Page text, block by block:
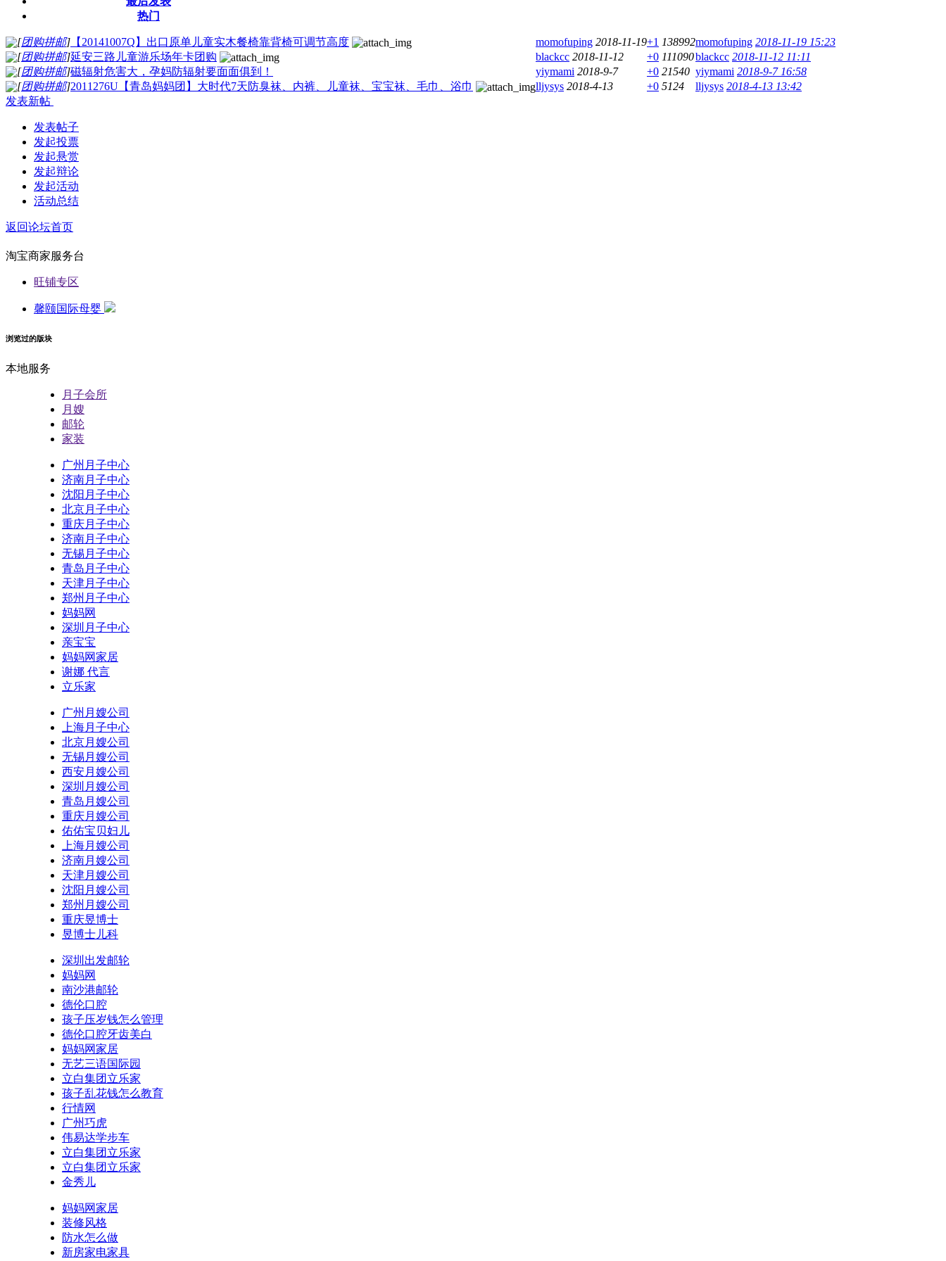
热门
[团购拼邮] 【20141007Q】出口原单儿童实木餐椅靠背椅可调节高度 momofuping 2018-11-19+1 138992momofuping 2018-11-19 15:23
[团购拼邮]延安三路儿童游乐场年卡团购 blackcc 2018-11-12 +0 111090blackcc 2018-11-12 11:11
[团购拼邮]磁辐射危害大，孕妈防辐射要面面俱到！ yiymami 2018-9-7 +0 21540 yiymami 2018-9-7 16:58
[团购拼邮]2011276U【青岛妈妈团】大时代7天防臭袜、内裤、儿童袜、宝宝袜、毛巾、浴巾 lljysys 2018-4-13 +0 5124 lljysys 2018-4-13 13:42
发表新帖
发表帖子
发起投票
发起悬赏
发起辩论
发起活动
活动总结
返回论坛首页
淘宝商家服务台
旺铺专区
馨颐国际母婴
浏览过的版块
本地服务
月子会所
月嫂
邮轮
家装
广州月子中心
济南月子中心
沈阳月子中心
北京月子中心
重庆月子中心
济南月子中心
无锡月子中心
青岛月子中心
天津月子中心
郑州月子中心
妈妈网
深圳月子中心
亲宝宝
妈妈网家居
谢娜 代言
立乐家
广州月嫂公司
上海月子中心
北京月嫂公司
无锡月嫂公司
西安月嫂公司
深圳月嫂公司
青岛月嫂公司
重庆月嫂公司
佑佑宝贝妇儿
上海月嫂公司
济南月嫂公司
天津月嫂公司
沈阳月嫂公司
郑州月嫂公司
重庆昱博士
昱博士儿科
深圳出发邮轮
妈妈网
南沙港邮轮
德伦口腔
孩子压岁钱怎么管理
德伦口腔牙齿美白
妈妈网家居
无艺三语国际园
立白集团立乐家
孩子乱花钱怎么教育
行情网
广州巧虎
伟易达学步车
立白集团立乐家
立白集团立乐家
金秀儿
妈妈网家居
装修风格
防水怎么做
新房家电家具